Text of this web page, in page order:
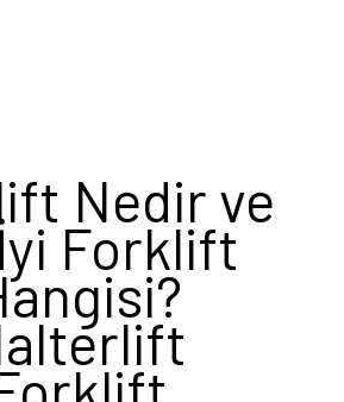
Nedir ve
Forklift